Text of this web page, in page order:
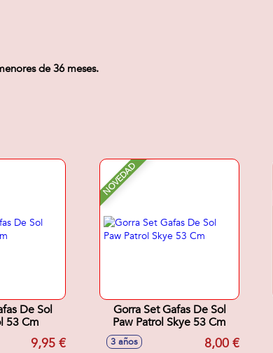
de 36 meses.
De Sol
53 Cm
9,95 €
NOVEDAD
Gorra Set Gafas De Sol
Paw Patrol Skye 53 Cm
3 años 8,00 €